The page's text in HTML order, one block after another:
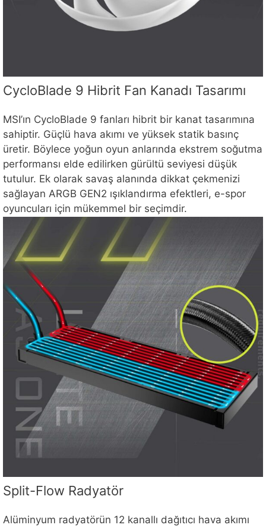
CycloBlade 9 Hibrit Fan Kanadı Tasarımı
MSI’ın CycloBlade 9 fanları hibrit bir kanat tasarımına
sahiptir. Güçlü hava akımı ve yüksek statik basınç
üretir. Böylece yoğun oyun anlarında ekstrem soğutma
performansı elde edilirken gürültü seviyesi düşük
tutulur. Ek olarak savaş alanında dikkat çekmenizi
sağlayan ARGB GEN2 ışıklandırma efektleri, e-spor
oyuncuları için mükemmel bir seçimdir.
Split-Flow Radyatör
Alüminyum radyatörün 12 kanallı dağıtıcı hava akımı